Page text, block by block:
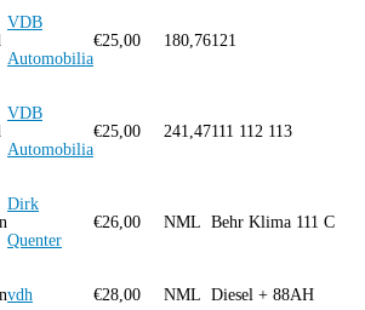
VDB
Automobilia
€25,00 180,76121
VDB
Automobilia
€25,00 241,47111 112 113
Dirk
Quenter
€26,00 NML Behr Klima 111 C
vdh €28,00 NML Diesel + 88AH